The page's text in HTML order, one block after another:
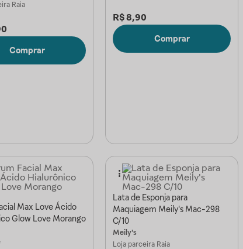
Raia
Comprar
R$8,90
Comprar
Max Love Ácido
Glow Love Morango
Lata de Esponja para
Maquiagem Meily's Mac-298
C/10
Meily's
Loja parceira Raia